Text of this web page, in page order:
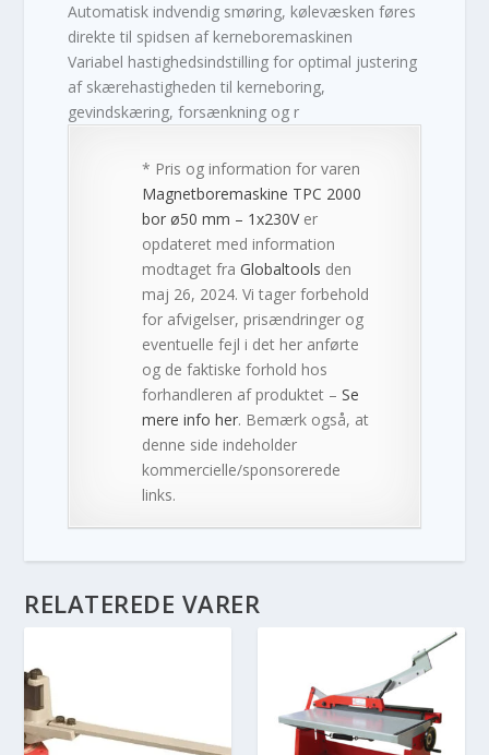
Automatisk indvendig smøring, kølevæsken føres
direkte til spidsen af kerneboremaskinen
Variabel hastighedsindstilling for optimal justering
af skærehastigheden til kerneboring,
gevindskæring, forsænkning og r
* Pris og information for varen
Magnetboremaskine TPC 2000
bor ø50 mm – 1x230Ver
opdateret med information
modtaget fraGlobaltools den
maj 26, 2024. Vi tager forbehold
for afvigelser, prisændringer og
eventuelle fejl i det her anførte
og de faktiske forhold hos
forhandleren af produktet –Se
mere info her. Bemærk også, at
denne side indeholder
kommercielle/sponsorerede
links.
RELATEREDE VARER